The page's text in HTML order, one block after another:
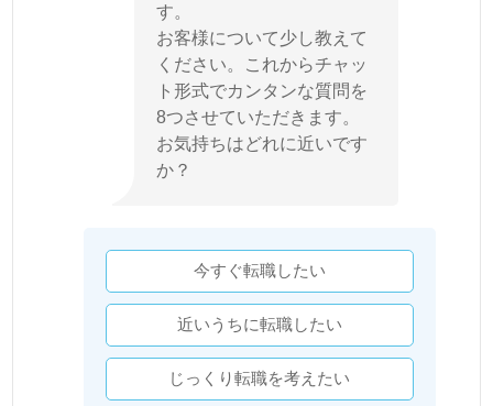
す。
お客様について少し教えて
ください。これからチャッ
ト形式でカンタンな質問を
8つさせていただきます。
お気持ちはどれに近いです
か？
今すぐ転職したい
近いうちに転職したい
じっくり転職を考えたい